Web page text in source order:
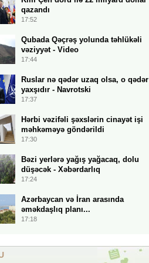
qazandı
17:52
Qubada Qəçrəş yolunda təhlükəli
vəziyyət - Video
17:44
Ruslar nə qədər uzaq olsa, o qədər
yaxşıdır - Navrotski
17:37
Hərbi vəzifəli şəxslərin cinayət işi
məhkəməyə göndərildi
17:30
Bəzi yerlərə yağış yağacaq, dolu
düşəcək - Xəbərdarlıq
17:24
Azərbaycan və İran arasında
əməkdaşlıq planı...
17:18